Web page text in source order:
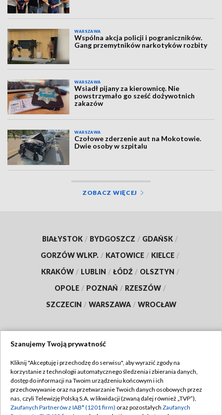
WARSZAWA
Wspólna akcja policji i pograniczników.
Gang przemytników narkotyków rozbity
WARSZAWA
Wsiadł pijany za kierownicę. Nie
powstrzymało go sześć dożywotnich
zakazów
WARSZAWA
Czołowe zderzenie aut na Mokotowie.
Dwie osoby w szpitalu
ZOBACZ WIĘCEJ
BIAŁYSTOK / BYDGOSZCZ / GDAŃSK /
GORZÓW WLKP. / KATOWICE / KIELCE /
KRAKÓW / LUBLIN / ŁÓDŹ / OLSZTYN /
OPOLE / POZNAŃ / RZESZÓW /
SZCZECIN / WARSZAWA / WROCŁAW
TVP
Abonament TVP
Emisja w TVP
Regulamin TVP
Polityka prywatności
Szanujemy Twoją prywatność
Kliknij "Akceptuję i przechodzę do serwisu", aby wyrazić zgody na
korzystanie z technologii automatycznego śledzenia i zbierania danych,
dostęp do informacji na Twoim urządzeniu końcowym i ich
przechowywanie oraz na przetwarzanie Twoich danych osobowych przez
nas, czyli Telewizję Polską S.A. w likwidacji (zwaną dalej również „TVP”),
Zaufanych Partnerów z IAB* (1201 firm) oraz pozostałych Zaufanych